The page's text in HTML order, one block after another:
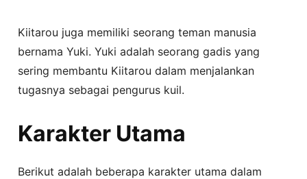
Kiitarou juga memiliki seorang teman manusia
bernama Yuki. Yuki adalah seorang gadis yang
sering membantu Kiitarou dalam menjalankan
tugasnya sebagai pengurus kuil.
Karakter Utama
Berikut adalah beberapa karakter utama dalam